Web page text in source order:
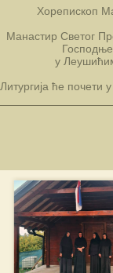
Хорепископ
Манастир Светог
у
Литургија ће почети